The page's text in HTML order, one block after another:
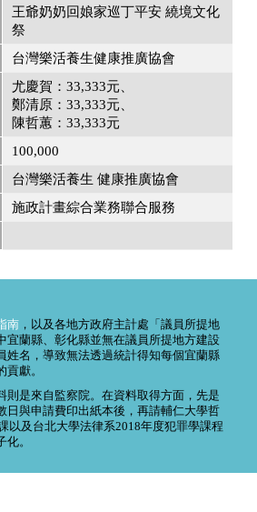
王爺奶奶回娘家巡丁平安 繞境文化
祭
台灣樂活養生健康推廣協會
尤慶賀：33,333元
鄭清原：33,333元
陳哲蕙：33,333元
100,000
台灣樂活養生 健康推廣協會
施政計畫綜合業務聯合服務
南 ，以及各地方政府主計處「議員所提地
宜蘭縣、彰化縣並無在議員所提地方建設
姓名，導致無法透過統計得知每個宜蘭縣
獻。
則是來自監察院。在資料取得方面，先是
日與申請費印出紙本後，再請輔仁大學哲
以及台北大學法律系2018年度犯罪學課程
化。